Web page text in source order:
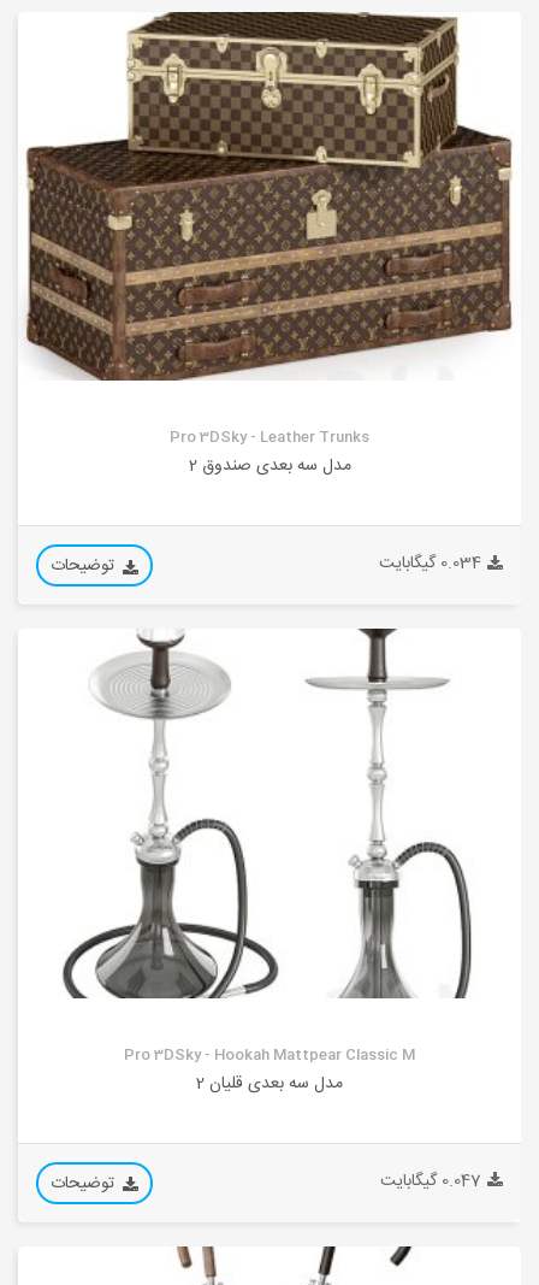
Pro 3DSky - Leather Trunks
مدل سه بعدی صندوق 2
0.034 گیگابایت توضیحات
Pro 3DSky - Hookah Mattpear Classic M
مدل سه بعدی قلیان 2
0.047 گیگابایت توضیحات